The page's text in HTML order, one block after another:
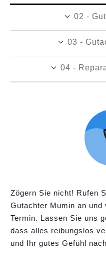
02 -
03 -
04 -
Zögern Sie nicht! Rufen
Gutachter Mumin an und
Termin. Lassen Sie uns
dass alles reibungslos
und Ihr gutes Gefühl